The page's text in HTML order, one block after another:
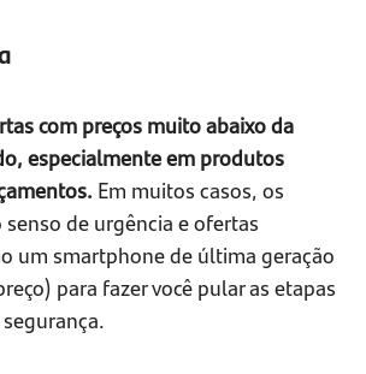
com preços muito abaixo da
especialmente em produtos
Em muitos casos, os
de urgência e ofertas
um smartphone de última geração
para fazer você pular as etapas